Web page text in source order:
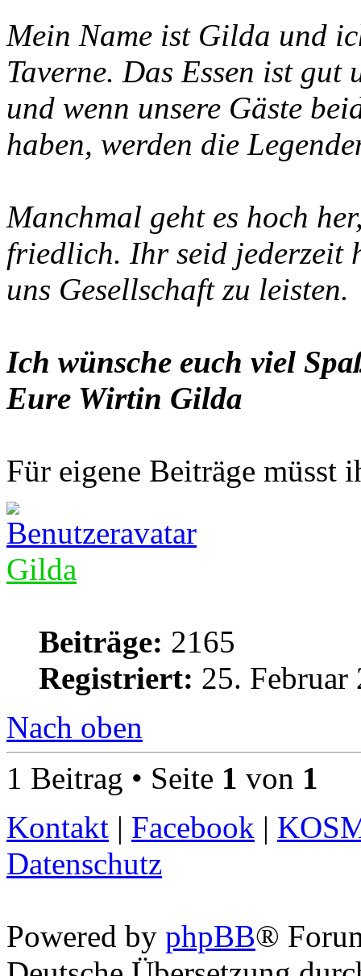
Mein Name ist Gilda und
Taverne. Das Essen ist
und wenn unsere Gäste
haben, werden die
Manchmal geht es hoch
friedlich. Ihr seid jederzeit
uns Gesellschaft zu leisten.
Ich wünsche euch viel
Eure Wirtin Gilda
Für eigene Beiträge müsst
Gilda
Beiträge: 2165
Registriert: 25. Februar
Nach oben
1 Beitrag • Seite 1 von 1
Kontakt | Facebook |
Datenschutz
Powered by phpBB®